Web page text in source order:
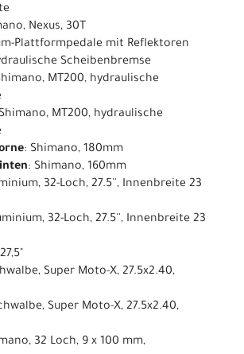
Nexus, 30T
Plattformpedale mit Reflektoren
Scheibenbremse
MT200, hydraulische
MT200, hydraulische
: Shimano, 180mm
: Shimano, 160mm
32-Loch, 27.5'', Innenbreite 23
32-Loch, 27.5'', Innenbreite 23
Super Moto-X, 27.5x2.40,
Super Moto-X, 27.5x2.40,
32 Loch, 9 x 100 mm,